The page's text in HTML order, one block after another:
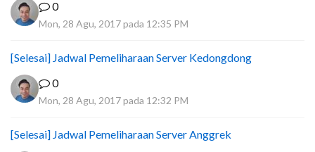
0
Mon, 28 Agu, 2017 pada 12:35 PM
[Selesai] Jadwal Pemeliharaan Server Kedongdong
0
Mon, 28 Agu, 2017 pada 12:32 PM
[Selesai] Jadwal Pemeliharaan Server Anggrek